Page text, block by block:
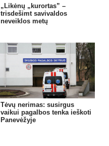
„Likėnų „kurortas” –
trisdešimt savivaldos
neveiklos metų
Tėvų nerimas: susirgus
vaikui pagalbos tenka ieškoti
Panevėžyje